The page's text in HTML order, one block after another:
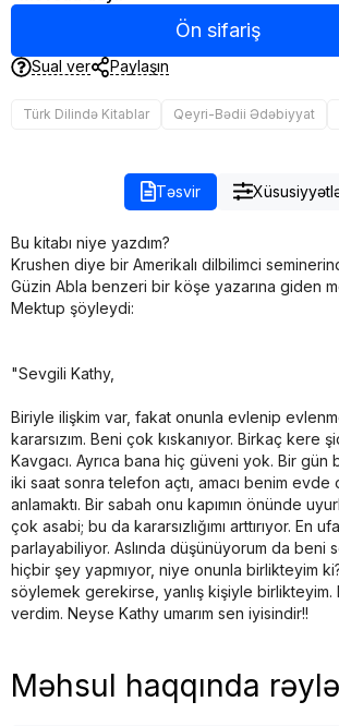
Ön sifariş
Sual ver Paylaşın
Türk Dilində Kitablar Qeyri-Bədii Ədəbiyyat
Təsvir
Bu kitabı niye yazdım?
Krushen diye bir Amerikalı dilbilimci
Güzin Abla benzeri bir köşe yazarına giden
Mektup şöyleydi:
"Sevgili Kathy,
Biriyle ilişkim var, fakat onunla evlenip
kararsızım. Beni çok kıskanıyor. Birkaç kere
Kavgacı. Ayrıca bana hiç güveni yok. Bir gün
iki saat sonra telefon açtı, amacı benim evde
anlamaktı. Bir sabah onu kapımın önünde
çok asabi; bu da kararsızlığımı arttırıyor. En
parlayabiliyor. Aslında düşünüyorum da beni
hiçbir şey yapmıyor, niye onunla birlikteyim
söylemek gerekirse, yanlış kişiyle birlikteyim.
verdim. Neyse Kathy umarım sen iyisindir!!
Məhsul haqqında